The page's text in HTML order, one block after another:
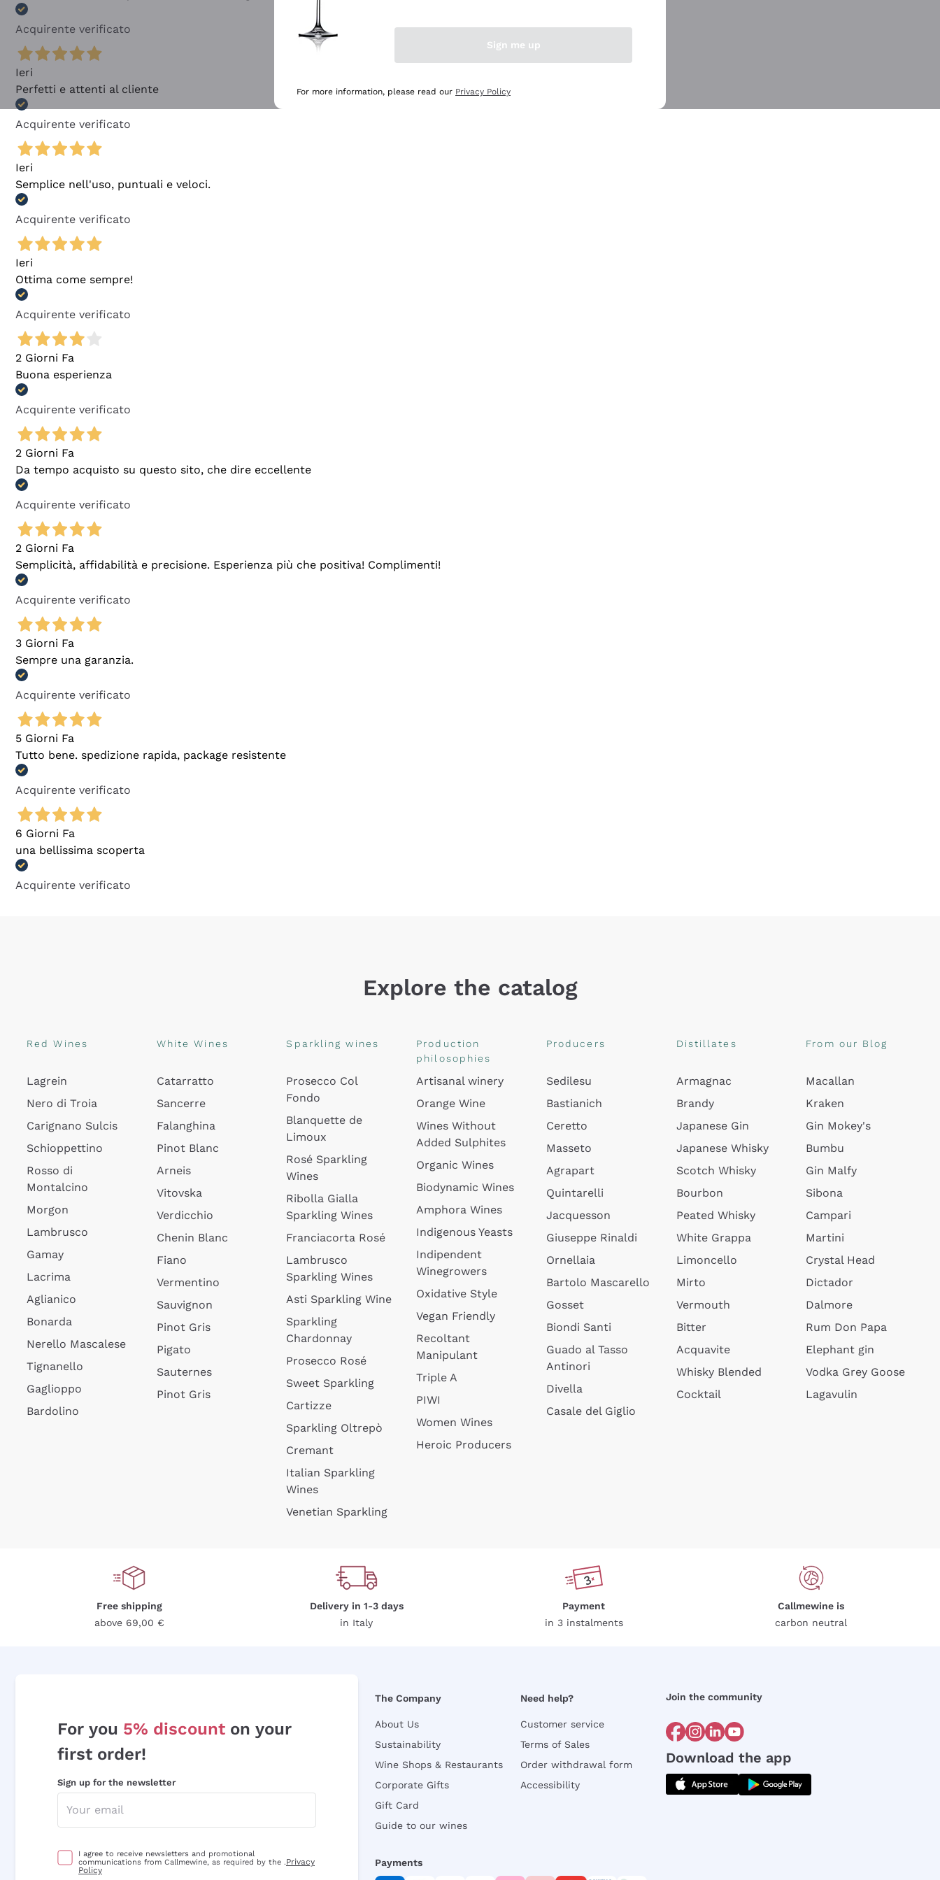
Acquirente verificato
Ieri
Perfetti e attenti al cliente
Acquirente verificato
Ieri
Semplice nell'uso, puntuali e veloci.
Acquirente verificato
Ieri
Ottima come sempre!
Acquirente verificato
2 Giorni Fa
Buona esperienza
Acquirente verificato
2 Giorni Fa
Da tempo acquisto su questo sito, che dire eccellente
Acquirente verificato
2 Giorni Fa
Semplicità, affidabilità e precisione. Esperienza più che positiva! Complimenti!
Acquirente verificato
3 Giorni Fa
Sempre una garanzia.
Acquirente verificato
5 Giorni Fa
Tutto bene. spedizione rapida, package resistente
Acquirente verificato
6 Giorni Fa
una bellissima scoperta
Acquirente verificato
Explore the catalog
Red Wines
Lagrein
Nero di Troia
Carignano Sulcis
Schioppettino
Rosso di
Montalcino
Morgon
Lambrusco
Gamay
Lacrima
Aglianico
Bonarda
Nerello Mascalese
Tignanello
Gaglioppo
Bardolino
White Wines
Catarratto
Sancerre
Falanghina
Pinot Blanc
Arneis
Vitovska
Verdicchio
Chenin Blanc
Fiano
Vermentino
Sauvignon
Pinot Gris
Pigato
Sauternes
Pinot Gris
Sparkling wines
Prosecco Col
Fondo
Blanquette de
Limoux
Rosé Sparkling
Wines
Ribolla Gialla
Sparkling Wines
Franciacorta Rosé
Lambrusco
Sparkling Wines
Asti Sparkling Wine
Sparkling
Chardonnay
Prosecco Rosé
Sweet Sparkling
Cartizze
Sparkling Oltrepò
Cremant
Italian Sparkling
Wines
Venetian Sparkling
Production
philosophies
Artisanal winery
Orange Wine
Wines Without
Added Sulphites
Organic Wines
Biodynamic Wines
Amphora Wines
Indigenous Yeasts
Indipendent
Winegrowers
Oxidative Style
Vegan Friendly
Recoltant
Manipulant
Triple A
PIWI
Women Wines
Heroic Producers
Producers
Sedilesu
Bastianich
Ceretto
Masseto
Agrapart
Quintarelli
Jacquesson
Giuseppe Rinaldi
Ornellaia
Bartolo Mascarello
Gosset
Biondi Santi
Guado al Tasso
Antinori
Divella
Casale del Giglio
Distillates
Armagnac
Brandy
Japanese Gin
Japanese Whisky
Scotch Whisky
Bourbon
Peated Whisky
White Grappa
Limoncello
Mirto
Vermouth
Bitter
Acquavite
Whisky Blended
Cocktail
From our Blog
Macallan
Kraken
Gin Mokey's
Bumbu
Gin Malfy
Sibona
Campari
Martini
Crystal Head
Dictador
Dalmore
Rum Don Papa
Elephant gin
Vodka Grey Goose
Lagavulin
Free shipping
above 69,00 €
Delivery in 1-3 days
in Italy
Payment
in 3 instalments
Callmewine is
carbon neutral
For you 5% discount on your
first order!
Sign up for the newsletter
I agree to receive newsletters and promotional
communications from Callmewine, as required by the .Privacy
Policy
The Company
About Us
Sustainability
Wine Shops & Restaurants
Corporate Gifts
Gift Card
Guide to our wines
Need help?
Customer service
Terms of Sales
Order withdrawal form
Accessibility
Join the community
Download the app
Payments
Sign me up
For more information, please read our Privacy Policy